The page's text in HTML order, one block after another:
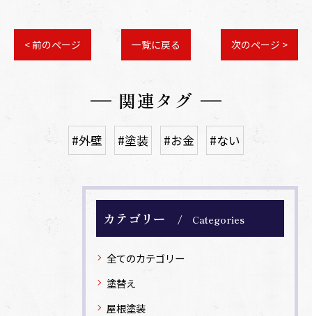
< 前のページ 一覧に戻る 次のページ >
関連タグ
#外壁 #塗装 #お金 #ない
カテゴリー Categories
全てのカテゴリー
塗替え
屋根塗装